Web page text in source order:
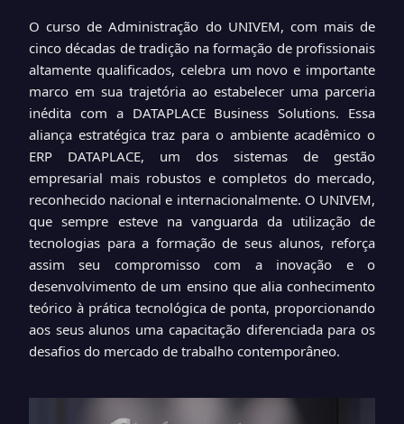
O curso de Administração do UNIVEM, com mais de
cinco décadas de tradição na formação de profissionais
altamente qualificados, celebra um novo e importante
marco em sua trajetória ao estabelecer uma parceria
inédita com a DATAPLACE Business Solutions. Essa
aliança estratégica traz para o ambiente acadêmico o
ERP DATAPLACE, um dos sistemas de gestão
empresarial mais robustos e completos do mercado,
reconhecido nacional e internacionalmente. O UNIVEM,
que sempre esteve na vanguarda da utilização de
tecnologias para a formação de seus alunos, reforça
assim seu compromisso com a inovação e o
desenvolvimento de um ensino que alia conhecimento
teórico à prática tecnológica de ponta, proporcionando
aos seus alunos uma capacitação diferenciada para os
desafios do mercado de trabalho contemporâneo.